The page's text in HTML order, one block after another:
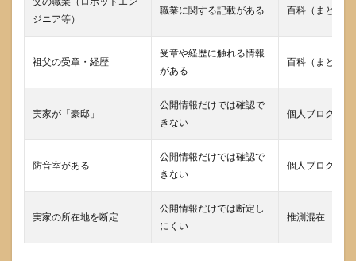
ック
リス
4.3
の情
引用
とき
イン
ジニア等）
職業に関する記載がある 百科（まとめ）
祖父の受章・経歴
受章や経歴に触れる情報
がある
百科（まとめ）
実家が「豪邸」
公開情報だけでは確認で
きない
個人ブログ等
防音室がある
公開情報だけでは確認で
きない
個人ブログ等
実家の所在地を断定
公開情報だけでは断定し
にくい
推測混在